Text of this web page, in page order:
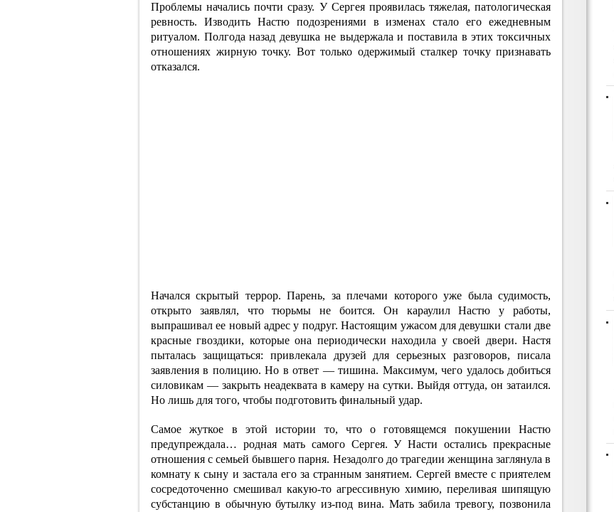
Проблемы начались почти сразу. У Сергея проявилась тяжелая, патологическая
ревность. Изводить Настю подозрениями в изменах стало его ежедневным
ритуалом. Полгода назад девушка не выдержала и поставила в этих токсичных
отношениях жирную точку. Вот только одержимый сталкер точку признавать
отказался.
Начался скрытый террор. Парень, за плечами которого уже была судимость,
открыто заявлял, что тюрьмы не боится. Он караулил Настю у работы,
выпрашивал ее новый адрес у подруг. Настоящим ужасом для девушки стали две
красные гвоздики, которые она периодически находила у своей двери. Настя
пыталась защищаться: привлекала друзей для серьезных разговоров, писала
заявления в полицию. Но в ответ — тишина. Максимум, чего удалось добиться
силовикам — закрыть неадеквата в камеру на сутки. Выйдя оттуда, он затаился.
Но лишь для того, чтобы подготовить финальный удар.
Самое жуткое в этой истории то, что о готовящемся покушении Настю
предупреждала… родная мать самого Сергея. У Насти остались прекрасные
отношения с семьей бывшего парня. Незадолго до трагедии женщина заглянула в
комнату к сыну и застала его за странным занятием. Сергей вместе с приятелем
сосредоточенно смешивал какую-то агрессивную химию, переливая шипящую
субстанцию в обычную бутылку из-под вина. Мать забила тревогу, позвонила